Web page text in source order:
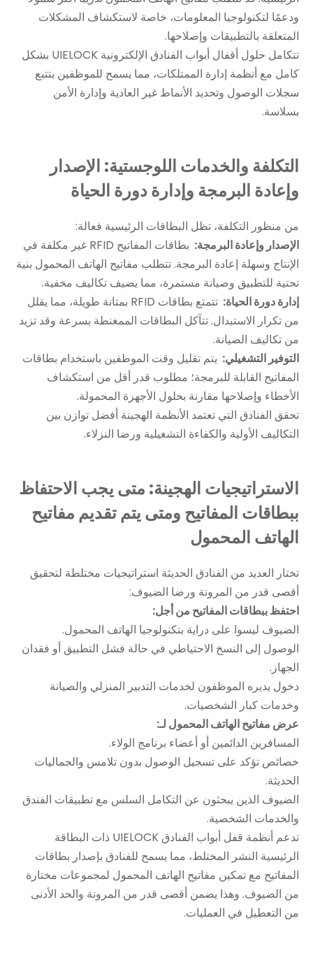
ودعمًا لتكنولوجيا المعلومات، خاصة لاستكشاف المشكلات
المتعلقة بالتطبيقات وإصلاحها.
تتكامل حلول أقفال أبواب الفنادق الإلكترونية UIELOCK بشكل
كامل مع أنظمة إدارة الممتلكات، مما يسمح للموظفين بتتبع
سجلات الوصول وتحديد الأنماط غير العادية وإدارة الأمن
بسلاسة.
التكلفة والخدمات اللوجستية: الإصدار
وإعادة البرمجة وإدارة دورة الحياة
من منظور التكلفة، تظل البطاقات الرئيسية فعالة:
الإصدار وإعادة البرمجة:
بطاقات المفاتيح RFID غير مكلفة في
الإنتاج وسهلة إعادة البرمجة. تتطلب مفاتيح الهاتف المحمول بنية
تحتية للتطبيق وصيانة مستمرة، مما يضيف تكاليف مخفية.
إدارة دورة الحياة:
تتمتع بطاقات RFID بمتانة طويلة، مما يقلل
من تكرار الاستبدال. تتآكل البطاقات الممغنطة بسرعة وقد تزيد
من تكاليف الصيانة.
التوفير التشغيلي: يتم تقليل وقت الموظفين باستخدام بطاقات
المفاتيح القابلة للبرمجة؛ مطلوب قدر أقل من استكشاف
الأخطاء وإصلاحها مقارنة بحلول الأجهزة المحمولة.
تحقق الفنادق التي تعتمد الأنظمة الهجينة أفضل توازن بين
التكاليف الأولية والكفاءة التشغيلية ورضا النزلاء.
الاستراتيجيات الهجينة: متى يجب الاحتفاظ
ببطاقات المفاتيح ومتى يتم تقديم مفاتيح
الهاتف المحمول
تختار العديد من الفنادق الحديثة استراتيجيات مختلطة لتحقيق
أقصى قدر من المرونة ورضا الضيوف:
احتفظ ببطاقات المفاتيح من أجل:
الضيوف ليسوا على دراية بتكنولوجيا الهاتف المحمول.
الوصول إلى النسخ الاحتياطي في حالة فشل التطبيق أو فقدان
الجهاز.
دخول يديره الموظفون لخدمات التدبير المنزلي والصيانة
وخدمات كبار الشخصيات.
عرض مفاتيح الهاتف المحمول لـ:
المسافرين الدائمين أو أعضاء برنامج الولاء.
خصائص تؤكد على تسجيل الوصول بدون تلامس والجماليات
الحديثة.
الضيوف الذين يبحثون عن التكامل السلس مع تطبيقات الفندق
والخدمات الشخصية.
تدعم أنظمة قفل أبواب الفنادق UIELOCK ذات البطاقة
الرئيسية النشر المختلط، مما يسمح للفنادق بإصدار بطاقات
المفاتيح مع تمكين مفاتيح الهاتف المحمول لمجموعات مختارة
من الضيوف. وهذا يضمن أقصى قدر من المرونة والحد الأدنى
من التعطيل في العمليات.